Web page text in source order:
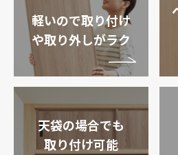
軽いので取り付け
や取り外しがラク
天袋の場合でも
取り付け可能